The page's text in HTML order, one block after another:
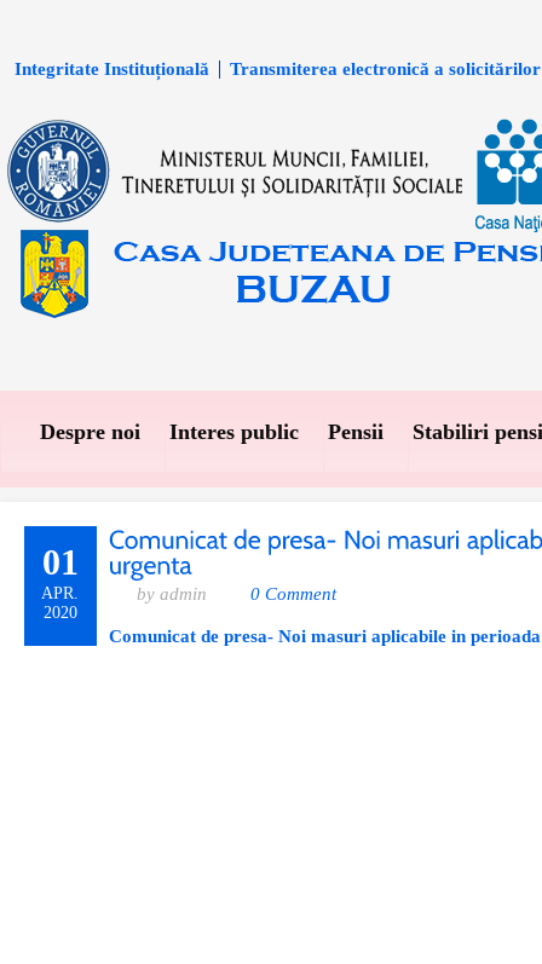
Integritate Instituțională Transmiterea electronică a solicitărilor
Despre noi Interes public Pensii Stabiliri
01
APR.
2020
by admin 0 Comment
Comunicat de presa- Noi masuri aplicabile in